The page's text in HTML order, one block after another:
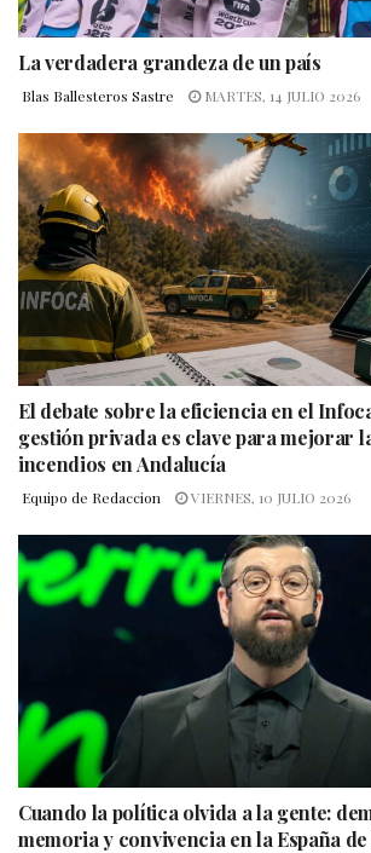
La verdadera grandeza de un país
Blas Ballesteros Sastre MARTES, 14 JULIO 2026
El debate sobre la eficiencia en el
gestión privada es clave para mejorar
incendios en Andalucía
Equipo de Redaccion VIERNES, 10 JULIO 2026
Cuando la política olvida a la gente:
memoria y convivencia en la España